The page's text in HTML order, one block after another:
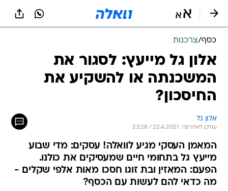
כסף/צרכנות
אלון גל מייעץ: לסגור את
המשכנתה או להשקיע את
החיסכון?
אלון גל
עודכן לאחרונה: 22.4.2021 / 23:28
המאמן העסקי מגיע לוואלה! עסקים: מדי שבוע
מייעץ גל בתחומי חיים שמעסיקים את כולנו.
הפעם: המאזין ובת זוגו חסכו מאות אלפי שקלים -
מה כדאי להם לעשות עם הכסף?